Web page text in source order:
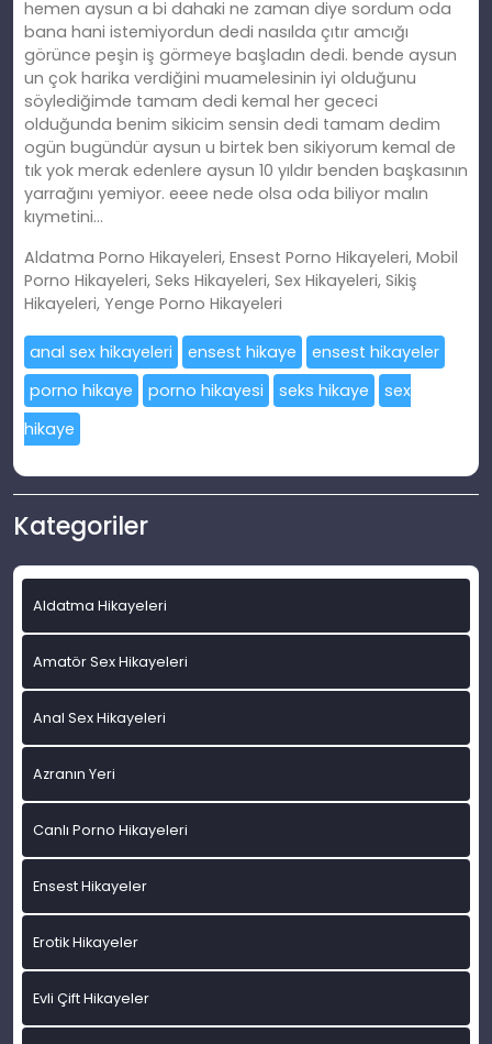
hemen aysun a bi dahaki ne zaman diye sordum oda
bana hani istemiyordun dedi nasılda çıtır amcığı
görünce peşin iş görmeye başladın dedi. bende aysun
un çok harika verdiğini muamelesinin iyi olduğunu
söylediğimde tamam dedi kemal her gececi
olduğunda benim sikicim sensin dedi tamam dedim
ogün bugündür aysun u birtek ben sikiyorum kemal de
tık yok merak edenlere aysun 10 yıldır benden başkasının
yarrağını yemiyor. eeee nede olsa oda biliyor malın
kıymetini…
Aldatma Porno Hikayeleri, Ensest Porno Hikayeleri, Mobil
Porno Hikayeleri, Seks Hikayeleri, Sex Hikayeleri, Sikiş
Hikayeleri, Yenge Porno Hikayeleri
anal sex hikayeleri ensest hikaye
ensest hikayeler
porno hikaye
porno hikayesi seks hikaye
sex
hikaye
Kategoriler
Aldatma Hikayeleri
Amatör Sex Hikayeleri
Anal Sex Hikayeleri
Azranın Yeri
Canlı Porno Hikayeleri
Ensest Hikayeler
Erotik Hikayeler
Evli Çift Hikayeler